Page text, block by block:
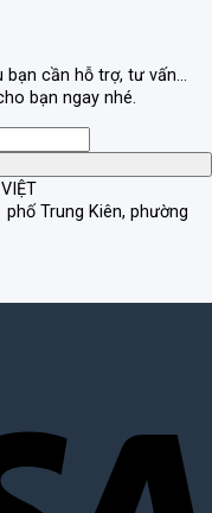
bạn cần hỗ trợ, tư vấn...
bạn ngay nhé.
Trung Kiên, phường